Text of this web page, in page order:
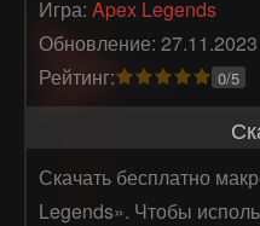
Игра: Apex Legends
Обновление:
Рейтинг:
0/5
Скачать бесплатно
Legends». Чтобы